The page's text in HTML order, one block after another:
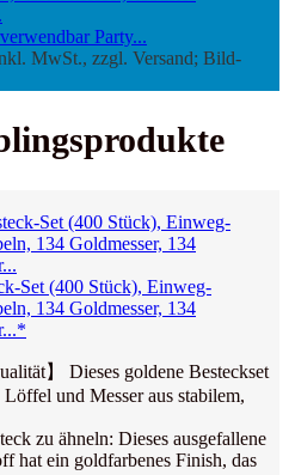
Party...
MwSt., zzgl. Versand; Bild-
Set (400 Stück), Einweg-
134 Goldmesser, 134
】 Dieses goldene Besteckset
und Messer aus stabilem,
zu ähneln: Dieses ausgefallene
hat ein goldfarbenes Finish, das